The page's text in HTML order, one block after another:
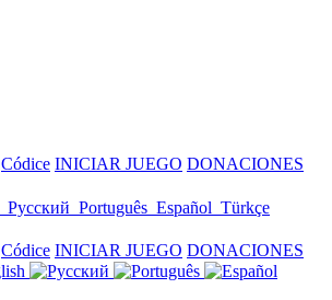
Códice INICIAR JUEGO DONACIONES
Русский Português Español Türkçe
Códice INICIAR JUEGO DONACIONES